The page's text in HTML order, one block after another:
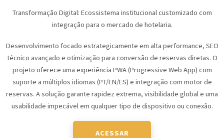
Transformação Digital: Ecossistema institucional customizado com
integração para o mercado de hotelaria.
Desenvolvimento focado estrategicamente em alta performance, SEO
técnico avançado e otimização para conversão de reservas diretas. O
projeto oferece uma experiência PWA (Progressive Web App) com
suporte a múltiplos idiomas (PT/EN/ES) e integração com motor de
reservas. A solução garante rapidez extrema, visibilidade global e uma
usabilidade impecável em qualquer tipo de dispositivo ou conexão.
ACESSAR